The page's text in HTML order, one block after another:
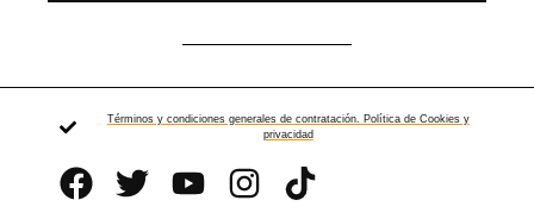
Términos y condiciones generales de contratación. Política de Cookies y
privacidad